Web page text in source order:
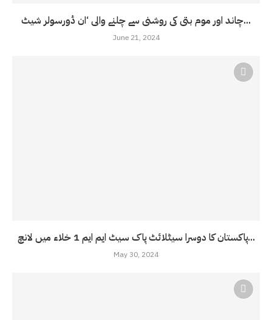
چاند اور موم بتی کی روشنی سے چلنے والی ‘ان ڈورسولر شیٹ...
June 21, 2024
پاکستان کا دوسرا سیٹلائٹ پاک سیٹ ایم ایم 1 خلاء میں لانچ...
May 30, 2024